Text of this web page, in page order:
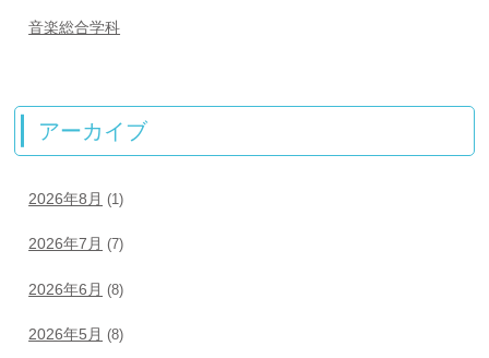
音楽総合学科
アーカイブ
2026年8月 (1)
2026年7月 (7)
2026年6月 (8)
2026年5月 (8)